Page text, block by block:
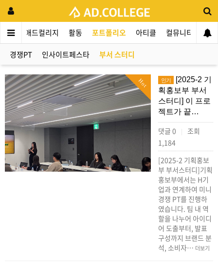
애드컬리지 활동 포트폴리오 아티클 컬뮤니티 애
경쟁PT 인사이트페스타 부서 스터디
Hot 인기
[2025-2 기
획홍보부 부서
스터디] 이 프로
젝트가 끝…
댓글 0 |
조회
1,184
[2025-2 기획홍보
부 부서스터디]기획
홍보부에서는 H기
업과 연계하여 미니
경쟁 PT를 진행하
였습니다. 팀 내 역
할을 나누어 아이디
어 도출부터, 발표
구성까지 브랜드 분
석, 소비자… 더보기